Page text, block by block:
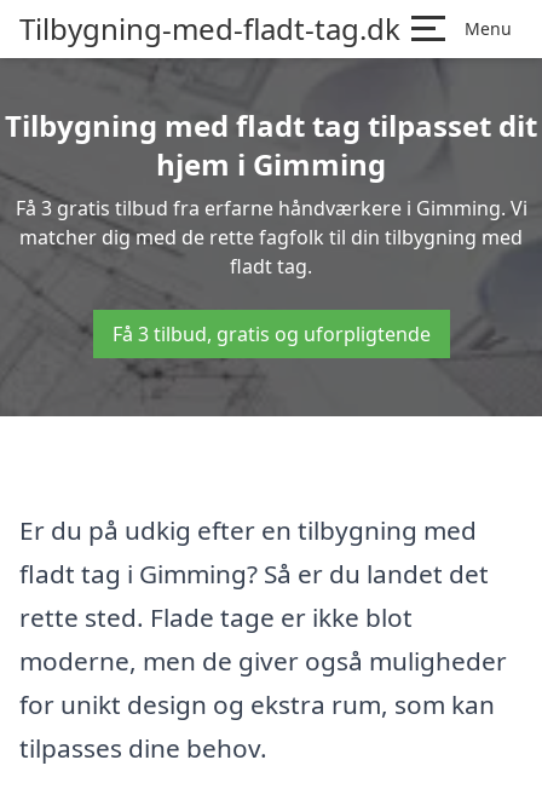
Tilbygning-med-fladt-tag.dk Menu
Tilbygning med fladt tag tilpasset dit
hjem i Gimming
Få 3 gratis tilbud fra erfarne håndværkere i Gimming. Vi
matcher dig med de rette fagfolk til din tilbygning med
fladt tag.
Få 3 tilbud, gratis og uforpligtende
Er du på udkig efter en tilbygning med
fladt tag i Gimming? Så er du landet det
rette sted. Flade tage er ikke blot
moderne, men de giver også muligheder
for unikt design og ekstra rum, som kan
tilpasses dine behov.